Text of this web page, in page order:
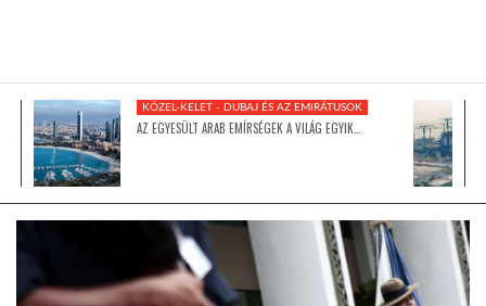
GLOBOTV BP
KÖZEL-KELET - DUBAJ ÉS AZ EMIRÁTUSOK
AZ EGYESÜLT ARAB EMÍRSÉGEK A VILÁG EGYIK…